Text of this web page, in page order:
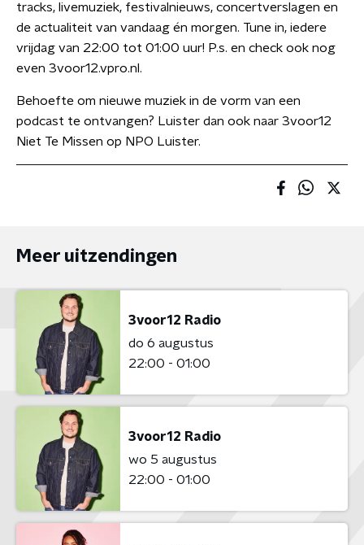
tracks, livemuziek, festivalnieuws, concertverslagen en
de actualiteit van vandaag én morgen. Tune in, iedere
vrijdag van 22:00 tot 01:00 uur! P.s. en check ook nog
even 3voor12.vpro.nl.
Behoefte om nieuwe muziek in de vorm van een
podcast te ontvangen? Luister dan ook naar 3voor12
Niet Te Missen op NPO Luister.
Meer uitzendingen
3voor12 Radio
do 6 augustus
22:00 - 01:00
3voor12 Radio
wo 5 augustus
22:00 - 01:00